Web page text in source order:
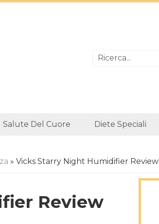
Salute Del Cuore Diete Speciali
» Vicks Starry Night Humidifier Review
Review